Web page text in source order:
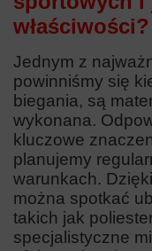
właściwości?
Jednym z
powinniśmy się
biegania, są
wykonana.
kluczowe
planujemy
warunkach.
można spotkać
takich jak
specjalistyczne